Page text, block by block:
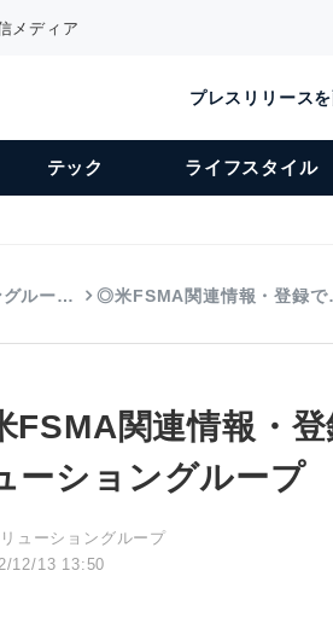
メディア
プレスリリース
テック ライフスタイル
グルー… ◎米FSMA関連情報・登録
FSMA関連情報・
ーショングループ
ューショングループ
12/13 13:50